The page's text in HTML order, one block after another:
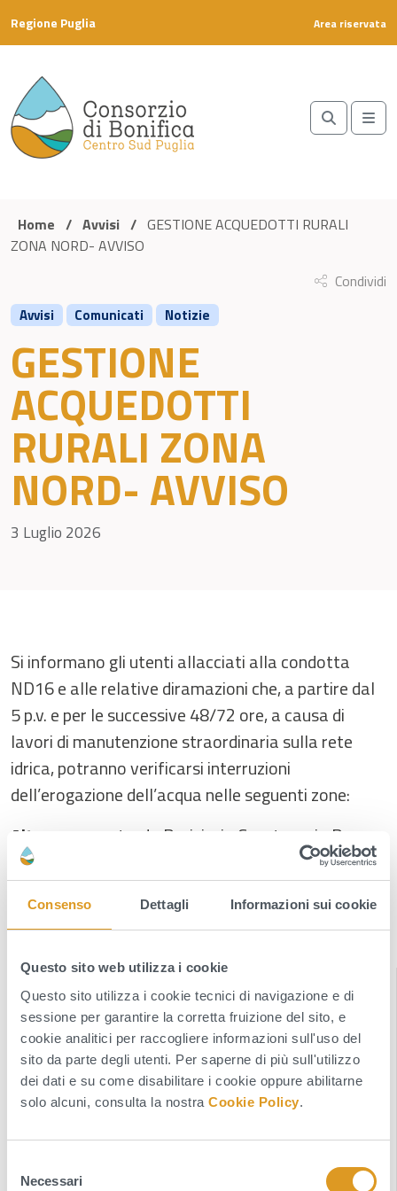
Consenso Dettagli Informazioni sui cookie
Questo sito web utilizza i cookie
Questo sito utilizza i cookie tecnici di navigazione e di
sessione per garantire la corretta fruizione del sito, e
cookie analitici per raccogliere informazioni sull'uso del
sito da parte degli utenti. Per saperne di più sull'utilizzo
dei dati e su come disabilitare i cookie oppure abilitarne
solo alcuni, consulta la nostra Cookie Policy.
Necessari
Regione Puglia Area riservata
Search
Home / Avvisi / GESTIONE ACQUEDOTTI RURALI
ZONA NORD- AVVISO
Condividi
Avvisi Comunicati Notizie
GESTIONE
ACQUEDOTTI
RURALI ZONA
NORD- AVVISO
3 Luglio 2026
INDICE DELLA SEZIONE
News
Comunicati
Avvisi
Notizie
Media
Si informano gli utenti allacciati alla condotta
ND16 e alle relative diramazioni che, a partire dal
5 p.v. e per le successive 48/72 ore, a causa di
lavori di manutenzione straordinaria sulla rete
idrica, potranno verificarsi interruzioni
dell’erogazione dell’acqua nelle seguenti zone:
Altamura
: contrada Parisi, via Corato e via Ruvo;
Gravina:contrada Murgetta e contrada
Graviglione.